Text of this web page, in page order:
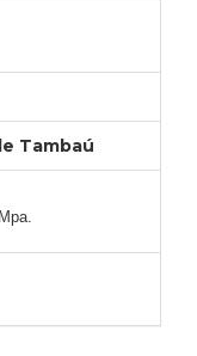
Tambaú
.